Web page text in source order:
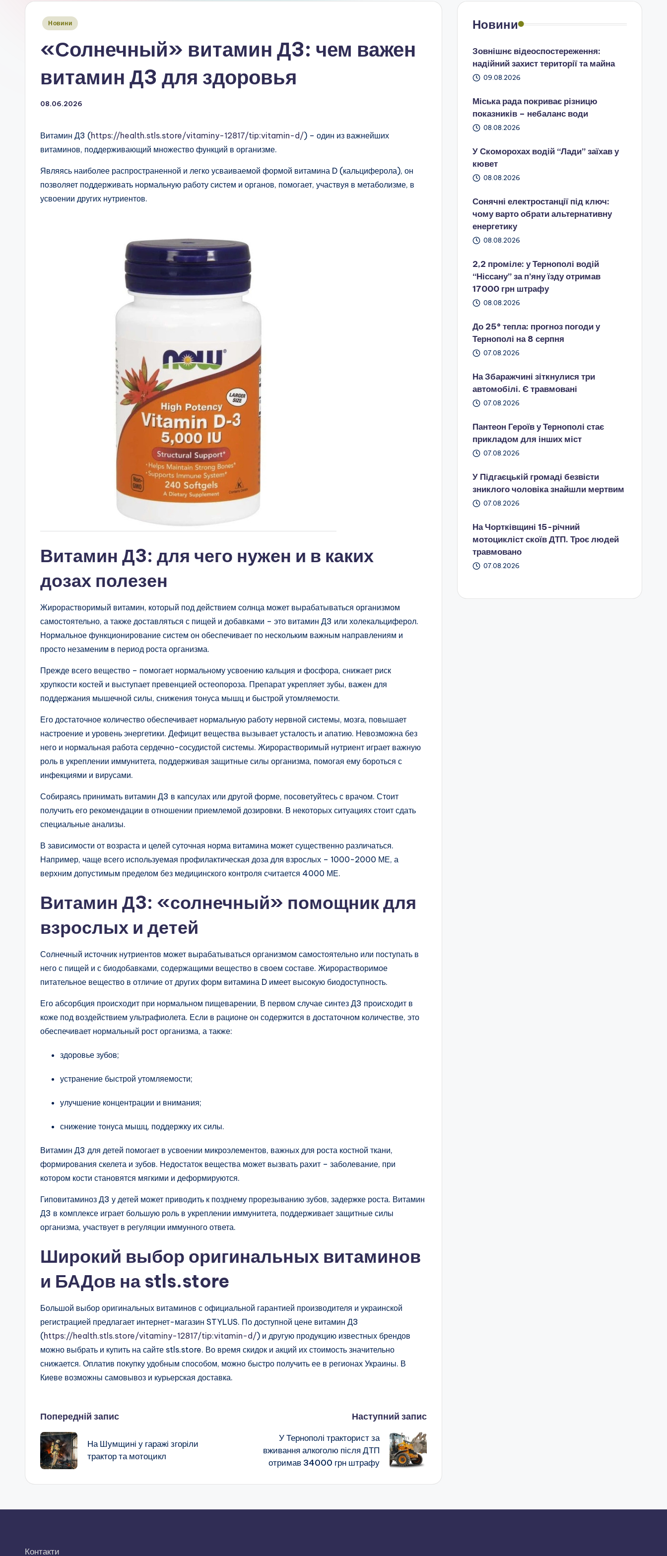
Опубліковано
Новини
«Солнечный» витамин Д3: чем важен
витамин Д3 для здоровья
08.06.2026
Витамин Д3 (https://health.stls.store/vitaminy-12817/tip:vitamin-d/) – один из важнейших
витаминов, поддерживающий множество функций в организме.
Являясь наиболее распространенной и легко усваиваемой формой витамина D (кальциферола), он
позволяет поддерживать нормальную работу систем и органов, помогает, участвуя в метаболизме, в
усвоении других нутриентов.
Витамин Д3: для чего нужен и в каких
дозах полезен
Жирорастворимый витамин, который под действием солнца может вырабатываться организмом
самостоятельно, а также доставляться с пищей и добавками – это витамин Д3 или холекальциферол.
Нормальное функционирование систем он обеспечивает по нескольким важным направлениям и
просто незаменим в период роста организма.
Прежде всего вещество – помогает нормальному усвоению кальция и фосфора, снижает риск
хрупкости костей и выступает превенцией остеопороза. Препарат укрепляет зубы, важен для
поддержания мышечной силы, снижения тонуса мышц и быстрой утомляемости.
Его достаточное количество обеспечивает нормальную работу нервной системы, мозга, повышает
настроение и уровень энергетики. Дефицит вещества вызывает усталость и апатию. Невозможна без
него и нормальная работа сердечно-сосудистой системы. Жирорастворимый нутриент играет важную
роль в укреплении иммунитета, поддерживая защитные силы организма, помогая ему бороться с
инфекциями и вирусами.
Собираясь принимать витамин Д3 в капсулах или другой форме, посоветуйтесь с врачом. Стоит
получить его рекомендации в отношении приемлемой дозировки. В некоторых ситуациях стоит сдать
специальные анализы.
В зависимости от возраста и целей суточная норма витамина может существенно различаться.
Например, чаще всего используемая профилактическая доза для взрослых – 1000-2000 МЕ, а
верхним допустимым пределом без медицинского контроля считается 4000 МЕ.
Витамин Д3: «солнечный» помощник для
взрослых и детей
Солнечный источник нутриентов может вырабатываться организмом самостоятельно или поступать в
него с пищей и с биодобавками, содержащими вещество в своем составе. Жирорастворимое
питательное вещество в отличие от других форм витамина D имеет высокую биодоступность.
Его абсорбция происходит при нормальном пищеварении, В первом случае синтез Д3 происходит в
коже под воздействием ультрафиолета. Если в рационе он содержится в достаточном количестве, это
обеспечивает нормальный рост организма, а также:
здоровье зубов;
устранение быстрой утомляемости;
улучшение концентрации и внимания;
снижение тонуса мышц, поддержку их силы.
Витамин Д3 для детей помогает в усвоении микроэлементов, важных для роста костной ткани,
формирования скелета и зубов. Недостаток вещества может вызвать рахит – заболевание, при
котором кости становятся мягкими и деформируются.
Гиповитаминоз Д3 у детей может приводить к позднему прорезыванию зубов, задержке роста. Витамин
Д3 в комплексе играет большую роль в укреплении иммунитета, поддерживает защитные силы
организма, участвует в регуляции иммунного ответа.
Широкий выбор оригинальных витаминов
и БАДов на stls.store
Большой выбор оригинальных витаминов с официальной гарантией производителя и украинской
регистрацией предлагает интернет-магазин STYLUS. По доступной цене витамин Д3
(https://health.stls.store/vitaminy-12817/tip:vitamin-d/) и другую продукцию известных брендов
можно выбрать и купить на сайте stls.store. Во время скидок и акций их стоимость значительно
снижается. Оплатив покупку удобным способом, можно быстро получить ее в регионах Украины. В
Киеве возможны самовывоз и курьерская доставка.
Навігація
по
запису
Попередній запис
На Шумщині у гаражі згоріли
трактор та мотоцикл
Наступний запис
У Тернополі тракторист за
вживання алкоголю після ДТП
отримав 34000 грн штрафу
Новини
Зовнішнє відеоспостереження:
надійний захист території та майна
09.08.2026
Міська рада покриває різницю
показників – небаланс води
08.08.2026
У Скоморохах водій “Лади” заїхав у
кювет
08.08.2026
Сонячні електростанції під ключ:
чому варто обрати альтернативну
енергетику
08.08.2026
2,2 проміле: у Тернополі водій
“Ніссану” за п’яну їзду отримав
17000 грн штрафу
08.08.2026
До 25° тепла: прогноз погоди у
Тернополі на 8 серпня
07.08.2026
На Збаражчині зіткнулися три
автомобілі. Є травмовані
07.08.2026
Пантеон Героїв у Тернополі стає
прикладом для інших міст
07.08.2026
У Підгаєцькій громаді безвісти
зниклого чоловіка знайшли мертвим
07.08.2026
На Чортківщині 15-річний
мотоцикліст скоїв ДТП. Троє людей
травмовано
07.08.2026
Контакти